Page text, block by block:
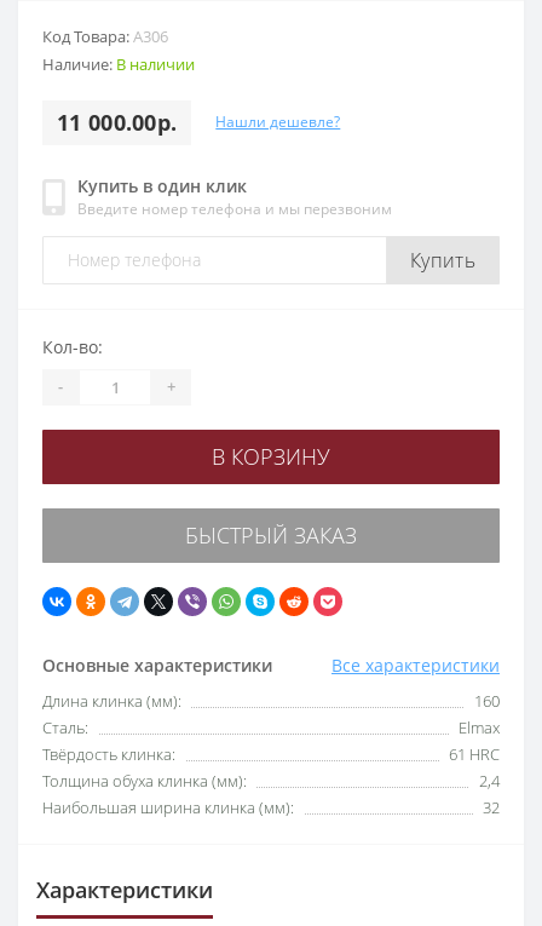
Код Товара:A306
Наличие: В наличии
11 000.00р. Нашли дешевле?
Купить в один клик
Введите номер телефона и мы перезвоним
Купить
Основные характеристики Все характеристики
Длина клинка (мм):
160
Сталь:
Elmax
Твёрдость клинка:
61 HRC
Толщина обуха клинка (мм):
2,4
Наибольшая ширина клинка (мм):
32
Кол-во:
- +
В КОРЗИНУ
БЫСТРЫЙ ЗАКАЗ
Характеристики